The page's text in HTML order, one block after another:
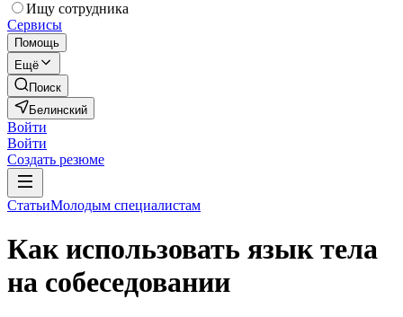
Ищу сотрудника
Сервисы
Помощь
Ещё
Поиск
Белинский
Войти
Войти
Создать резюме
СтатьиМолодым специалистам
Как использовать язык тела
на собеседовании